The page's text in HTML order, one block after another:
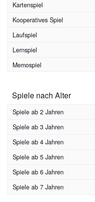
Kartenspiel
Kooperatives Spiel
Laufspiel
Lernspiel
Memospiel
Ratespiel
Reaktionsspiel
Sammelspiel
Stapelspiel
Strategiespiel
Suchspiel
Wettlaufspiel
Spiele nach Alter
Spiele ab 2 Jahren
Spiele ab 3 Jahren
Spiele ab 4 Jahren
Spiele ab 5 Jahren
Spiele ab 6 Jahren
Spiele ab 7 Jahren